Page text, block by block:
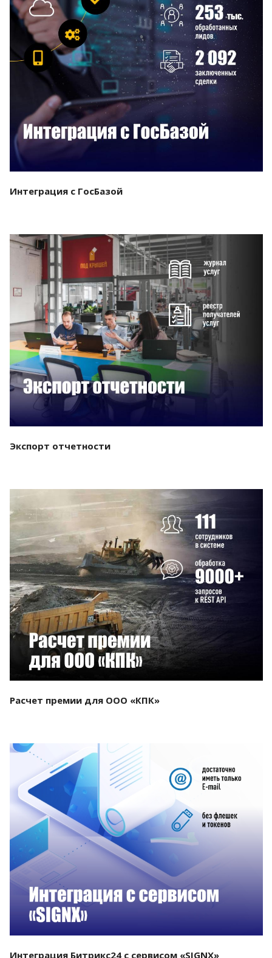
Смотреть проект
Интеграция с ГосБазой
Смотреть проект
Экспорт отчетности
Смотреть проект
Расчет премии для ООО «КПК»
Смотреть проект
Интеграция Битрикс24 с сервисом «SIGNX»